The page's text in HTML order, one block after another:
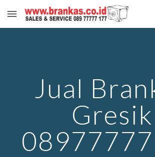
Skip to main content
Jual
Gresik